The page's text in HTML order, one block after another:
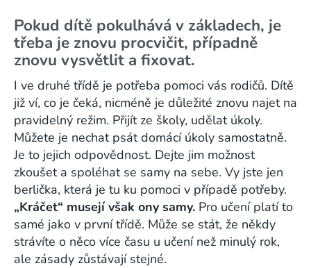
Pokud dítě pokulhává v základech, je
třeba je znovu procvičit, případně
znovu vysvětlit a fixovat.
I ve druhé třídě je potřeba pomoci vás rodičů. Dítě
již ví, co je čeká, nicméně je důležité znovu najet na
pravidelný režim. Přijít ze školy, udělat úkoly.
Můžete je nechat psát domácí úkoly samostatně.
Je to jejich odpovědnost. Dejte jim možnost
zkoušet a spoléhat se samy na sebe. Vy jste jen
berlička, která je tu ku pomoci v případě potřeby.
„Kráčet“ musejí však ony samy. Pro učení platí to
samé jako v první třídě. Může se stát, že někdy
strávíte o něco více času u učení než minulý rok,
ale zásady zůstávají stejné.